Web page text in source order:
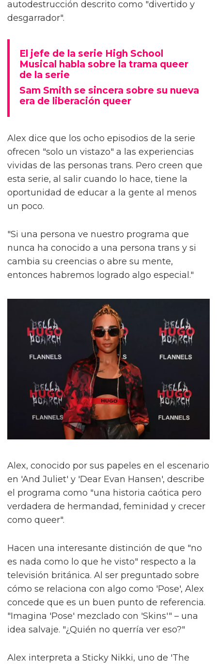
autodestrucción descrito como "divertido y
desgarrador".
El jefe de la serie High School
Musical habla sobre la trama queer
de la serie
Sam Smith se sincera sobre su nueva
era de liberación queer
Alex dice que los ocho episodios de la serie
ofrecen "solo un vistazo" a las experiencias
vividas de las personas trans. Pero creen que
esta serie, al salir cuando lo hace, tiene la
oportunidad de educar a la gente al menos
un poco.
"Si una persona ve nuestro programa que
nunca ha conocido a una persona trans y si
cambia su creencias o abre su mente,
entonces habremos logrado algo especial."
Alex, conocido por sus papeles en el escenario
en 'And Juliet' y 'Dear Evan Hansen', describe
el programa como "una historia caótica pero
verdadera de hermandad, feminidad y crecer
como queer".
Hacen una interesante distinción de que "no
es nada como lo que he visto" respecto a la
televisión británica. Al ser preguntado sobre
cómo se relaciona con algo como 'Pose', Alex
concede que es un buen punto de referencia.
"Imagina 'Pose' mezclado con 'Skins'" – una
idea salvaje. "¿Quién no querría ver eso?"
Alex interpreta a Sticky Nikki, uno de 'The